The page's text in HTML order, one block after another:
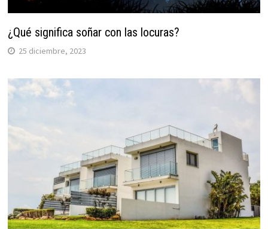
¿Qué significa soñar con las locuras?
25 diciembre, 2023